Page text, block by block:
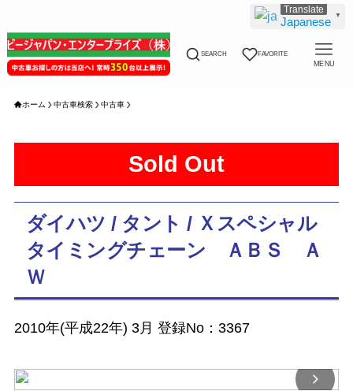
SEARCH FAVORITE
MENU
ホーム 中古車検索 中古車
Sold Out
ダイハツ / タント / Ｘスペシャル
タイミングチェーン ＡＢＳ Ａ
Ｗ
2010年(平成22年) 3月 登録No：3367
Japanese ▼